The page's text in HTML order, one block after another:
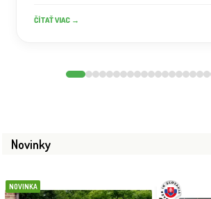
ČÍTAŤ VIAC →
Novinky
NOVINKA